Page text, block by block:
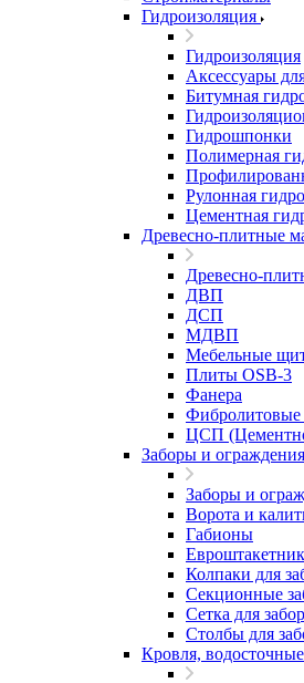
Гидроизоляция
Гидроизоляция
Аксессуары
Битумная
Гидрошпонки
Полимерная
Рулонная
Цементная
Древесно-плитные
Древесно-
ДВП
ДСП
МДВП
Мебельные
Плиты OSB-3
Фанера
ЦСП
Заборы и ограждения
Заборы и
Ворота и
Габионы
Евроштакетник
Колпаки для
Секционные
Сетка для
Столбы для
Кровля,